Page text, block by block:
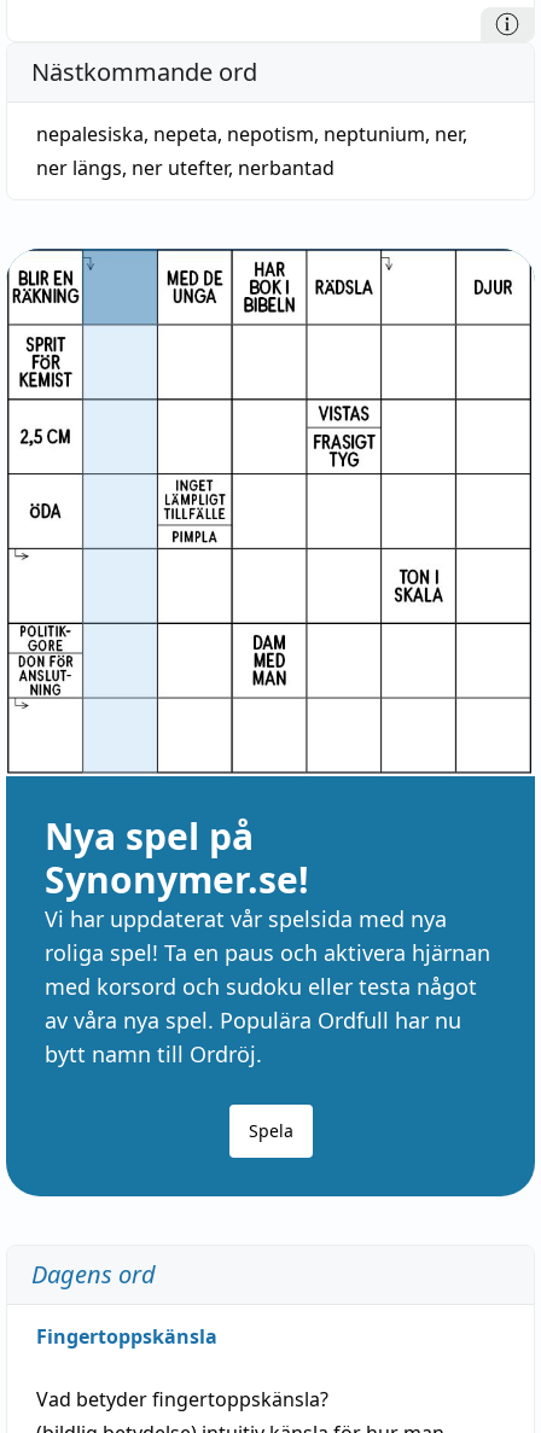
Nästkommande ord
nepalesiska, nepeta, nepotism, neptunium, ner,
ner längs, ner utefter, nerbantad
Nya spel på
Synonymer.se!
Vi har uppdaterat vår spelsida med nya
roliga spel! Ta en paus och aktivera hjärnan
med korsord och sudoku eller testa något
av våra nya spel. Populära Ordfull har nu
bytt namn till Ordröj.
Spela
Dagens ord
Fingertoppskänsla
Vad betyderfingertoppskänsla?